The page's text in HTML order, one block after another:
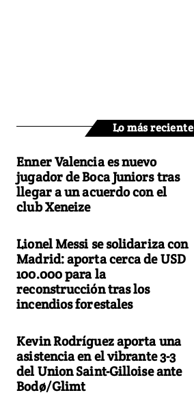
Lo más reciente
Enner Valencia es nuevo
jugador de Boca Juniors tras
llegar a un acuerdo con el
club Xeneize
Lionel Messi se solidariza con
Madrid: aporta cerca de USD
100.000 para la
reconstrucción tras los
incendios forestales
Kevin Rodríguez aporta una
asistencia en el vibrante 3-3
del Union Saint-Gilloise ante
Bodø/Glimt